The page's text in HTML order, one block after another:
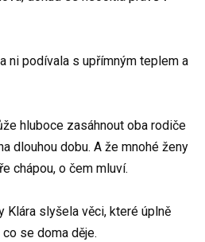
ni podívala s upřímným teplem a
hluboce zasáhnout oba rodiče
dlouhou dobu. A že mnohé ženy
chápou, o čem mluví.
Klára slyšela věci, které úplně
se doma děje.